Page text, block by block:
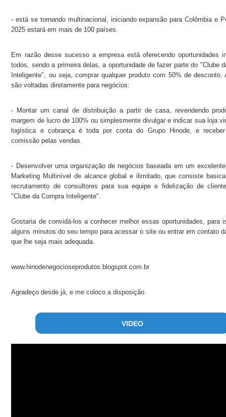
- está se tornando multinacional, iniciando expansão para Colômbia e
2025 estará em mais de 100 países.
Em razão desse sucesso a empresa está oferecendo oportunidades
todos, sendo a primeira delas, a oportunidade de fazer parte do "Clube
Inteligente", ou seja, comprar qualquer produto com 50% de desconto.
são voltadas diretamente para negócios:
- Montar um canal de distribuição a partir de casa, revendendo
margem de lucro de 100% ou simplesmente divulgar e indicar sua loja
logística e cobrança é toda por conta do Grupo Hinode, e
comissão pelas vendas.
- Desenvolver uma organização de negócios baseada em um
Marketing Multinível de alcance global e ilimitado, que consiste
recrutamento de consultores para sua equipe e fidelização de
"Clube da Compra Inteligente".
Gostaria de convidá-los a conhecer melhor essas oportunidades, para
alguns minutos do seu tempo para acessar o site ou entrar em contato
que lhe seja mais adequada.
www.hinodenegocioseprodutos.blogspot.com.br
Agradeço desde já, e me coloco a disposição.
VIDEO